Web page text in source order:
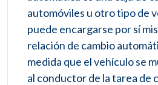
automóviles u otro tipo de
puede encargarse por sí
relación de cambio
medida que el vehículo se
al conductor de la tarea de